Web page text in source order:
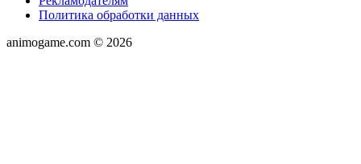
Политика обработки данных
animogame.com © 2026